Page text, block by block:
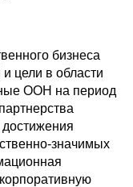
бизнеса
цели в области
ООН на период
достижения
значимых